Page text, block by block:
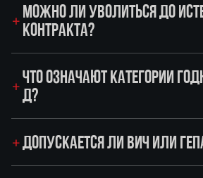
МОЖНО ЛИ УВОЛИТЬСЯ ДО
КОНТРАКТА?
ЧТО ОЗНАЧАЮТ КАТЕГОРИИ
Д?
ДОПУСКАЕТСЯ ЛИ ВИЧ ИЛИ